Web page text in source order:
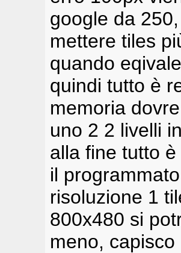
google da
mettere tiles
quando
quindi tutto è
memoria
uno 2 2 livelli
alla fine tutto
il
risoluzione 1
800x480 si
meno,